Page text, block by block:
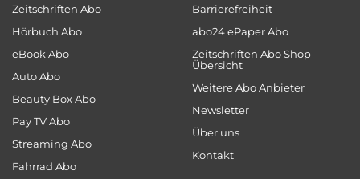
Zeitschriften Abo
Hörbuch Abo
eBook Abo
Auto Abo
Beauty Box Abo
Pay TV Abo
Streaming Abo
Fahrrad Abo
Barrierefreiheit
abo24 ePaper Abo
Zeitschriften Abo Shop
Übersicht
Weitere Abo Anbieter
Newsletter
Über uns
Kontakt